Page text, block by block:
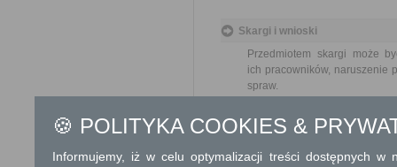
Skargi i wnioski
Przedmiotem skargi może
ich pracowników, naruszenie
spraw.
usprawnienie pracy i
Organ właściwy dla
miesiąca.
🍪 POLITYKA COOKIES &
Informujemy, iż w celu optymalizacji treści dostępnych w